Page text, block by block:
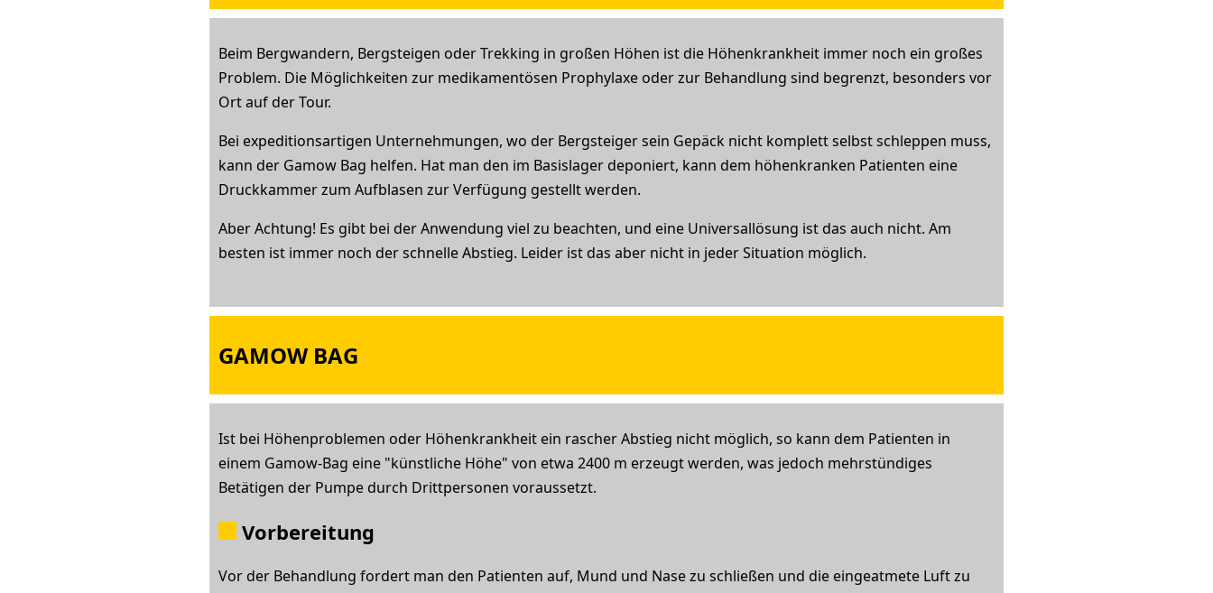
Beim Bergwandern, Bergsteigen oder Trekking in großen Höhen ist die Höhenkrankheit immer noch ein großes
Problem. Die Möglichkeiten zur medikamentösen Prophylaxe oder zur Behandlung sind begrenzt, besonders vor
Ort auf der Tour.
Bei expeditionsartigen Unternehmungen, wo der Bergsteiger sein Gepäck nicht komplett selbst schleppen muss,
kann der Gamow Bag helfen. Hat man den im Basislager deponiert, kann dem höhenkranken Patienten eine
Druckkammer zum Aufblasen zur Verfügung gestellt werden.
Aber Achtung! Es gibt bei der Anwendung viel zu beachten, und eine Universallösung ist das auch nicht. Am
besten ist immer noch der schnelle Abstieg. Leider ist das aber nicht in jeder Situation möglich.
GAMOW BAG
Ist bei Höhenproblemen oder Höhenkrankheit ein rascher Abstieg nicht möglich, so kann dem Patienten in
einem Gamow-Bag eine "künstliche Höhe" von etwa 2400 m erzeugt werden, was jedoch mehrstündiges
Betätigen der Pumpe durch Drittpersonen voraussetzt.
Vorbereitung
Vor der Behandlung fordert man den Patienten auf, Mund und Nase zu schließen und die eingeatmete Luft zu